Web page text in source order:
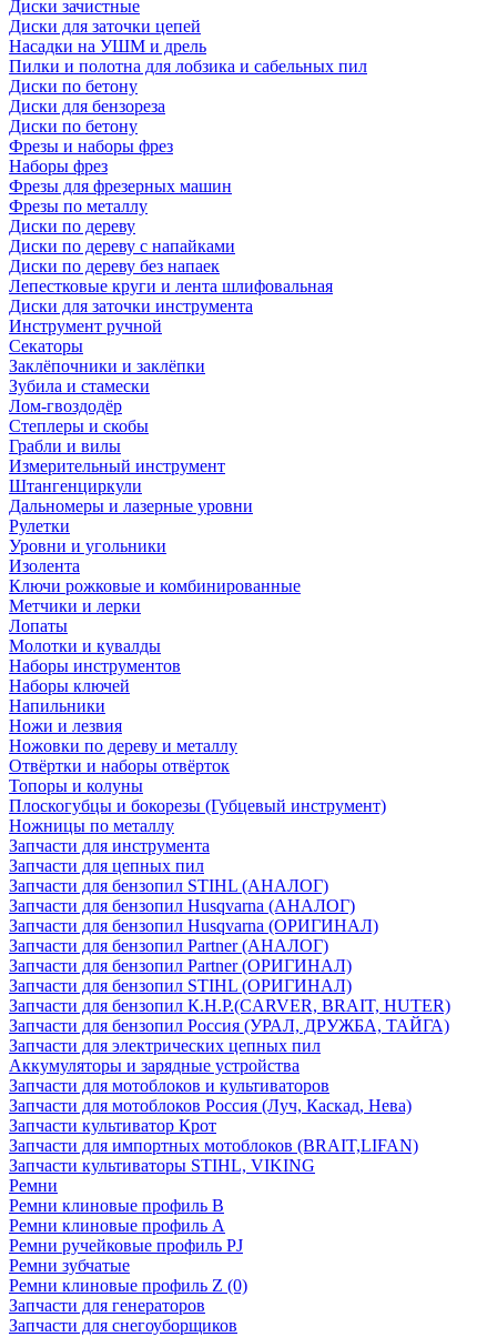
Диски зачистные
Диски для заточки цепей
Насадки на УШМ и дрель
Пилки и полотна для лобзика и сабельных пил
Диски по бетону
Диски для бензореза
Диски по бетону
Фрезы и наборы фрез
Наборы фрез
Фрезы для фрезерных машин
Фрезы по металлу
Диски по дереву
Диски по дереву с напайками
Диски по дереву без напаек
Лепестковые круги и лента шлифовальная
Диски для заточки инструмента
Инструмент ручной
Секаторы
Заклёпочники и заклёпки
Зубила и стамески
Лом-гвоздодёр
Степлеры и скобы
Грабли и вилы
Измерительный инструмент
Штангенциркули
Дальномеры и лазерные уровни
Рулетки
Уровни и угольники
Изолента
Ключи рожковые и комбинированные
Метчики и лерки
Лопаты
Молотки и кувалды
Наборы инструментов
Наборы ключей
Напильники
Ножи и лезвия
Ножовки по дереву и металлу
Отвёртки и наборы отвёрток
Топоры и колуны
Плоскогубцы и бокорезы (Губцевый инструмент)
Ножницы по металлу
Запчасти для инструмента
Запчасти для цепных пил
Запчасти для бензопил STIHL (АНАЛОГ)
Запчасти для бензопил Husqvarna (АНАЛОГ)
Запчасти для бензопил Husqvarna (ОРИГИНАЛ)
Запчасти для бензопил Partner (АНАЛОГ)
Запчасти для бензопил Partner (ОРИГИНАЛ)
Запчасти для бензопил STIHL (ОРИГИНАЛ)
Запчасти для бензопил К.Н.Р.(CARVER, BRAIT, HUTER)
Запчасти для бензопил Россия (УРАЛ, ДРУЖБА, ТАЙГА)
Запчасти для электрических цепных пил
Аккумуляторы и зарядные устройства
Запчасти для мотоблоков и культиваторов
Запчасти для мотоблоков Россия (Луч, Каскад, Нева)
Запчасти культиватор Крот
Запчасти для импортных мотоблоков (BRAIT,LIFAN)
Запчасти культиваторы STIHL, VIKING
Ремни
Ремни клиновые профиль B
Ремни клиновые профиль А
Ремни ручейковые профиль PJ
Ремни зубчатые
Ремни клиновые профиль Z (0)
Запчасти для генераторов
Запчасти для снегоуборщиков